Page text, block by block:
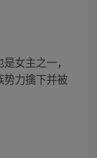
女主之一，
势力擒下并被